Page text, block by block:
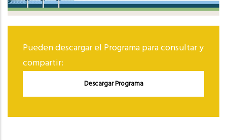
Pueden descargar el Programa para consultar y
compartir:
Descargar Programa